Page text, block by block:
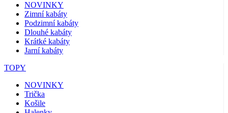
NOVINKY
Zimní kabáty
Podzimní kabáty
Dlouhé kabáty
Krátké kabáty
Jarní kabáty
TOPY
NOVINKY
Trička
Košile